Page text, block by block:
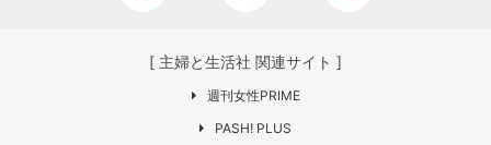
[ 主婦と生活社 関連サイト ]
週刊女性PRIME
PASH! PLUS